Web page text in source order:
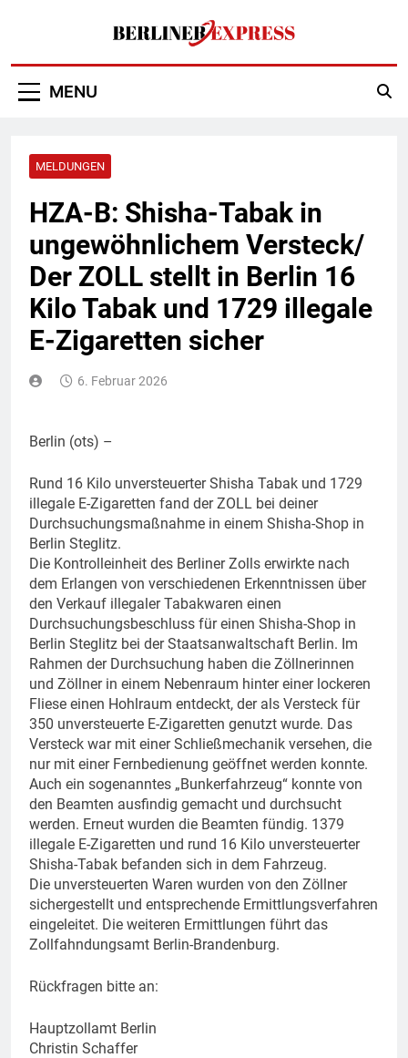
Berliner Express
MENU
MELDUNGEN
HZA-B: Shisha-Tabak in
ungewöhnlichem Versteck/
Der ZOLL stellt in Berlin 16
Kilo Tabak und 1729 illegale
E-Zigaretten sicher
6. Februar 2026
Berlin (ots) –
Rund 16 Kilo unversteuerter Shisha Tabak und 1729
illegale E-Zigaretten fand der ZOLL bei deiner
Durchsuchungsmaßnahme in einem Shisha-Shop in
Berlin Steglitz.
Die Kontrolleinheit des Berliner Zolls erwirkte nach
dem Erlangen von verschiedenen Erkenntnissen über
den Verkauf illegaler Tabakwaren einen
Durchsuchungsbeschluss für einen Shisha-Shop in
Berlin Steglitz bei der Staatsanwaltschaft Berlin. Im
Rahmen der Durchsuchung haben die Zöllnerinnen
und Zöllner in einem Nebenraum hinter einer lockeren
Fliese einen Hohlraum entdeckt, der als Versteck für
350 unversteuerte E-Zigaretten genutzt wurde. Das
Versteck war mit einer Schließmechanik versehen, die
nur mit einer Fernbedienung geöffnet werden konnte.
Auch ein sogenanntes „Bunkerfahrzeug“ konnte von
den Beamten ausfindig gemacht und durchsucht
werden. Erneut wurden die Beamten fündig. 1379
illegale E-Zigaretten und rund 16 Kilo unversteuerter
Shisha-Tabak befanden sich in dem Fahrzeug.
Die unversteuerten Waren wurden von den Zöllner
sichergestellt und entsprechende Ermittlungsverfahren
eingeleitet. Die weiteren Ermittlungen führt das
Zollfahndungsamt Berlin-Brandenburg.
Rückfragen bitte an:
Hauptzollamt Berlin
Christin Schaffer